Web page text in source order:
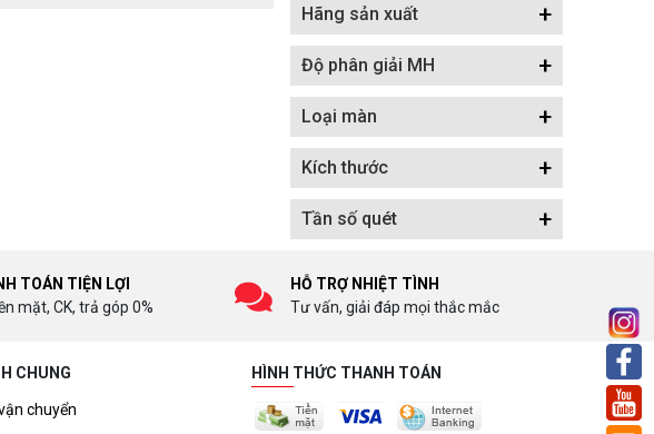
Hãng sản xuất +
Độ phân giải MH +
Loại màn +
Kích thước +
Tần số quét +
TOÁN TIỆN LỢI
mặt, CK, trả góp 0%
HỖ TRỢ NHIỆT TÌNH
Tư vấn, giải đáp mọi thắc mắc
CHUNG
chuyển
HÌNH THỨC THANH TOÁN